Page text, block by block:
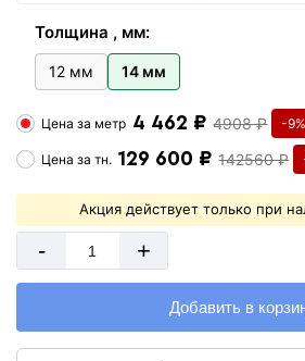
Толщина , мм:
12 мм 14 мм
Цена за метр 4 462 ₽ 4908 ₽ -9%
Цена затн. 129 600 ₽ 142560 ₽
Акция действует только при
- +
Добавить в